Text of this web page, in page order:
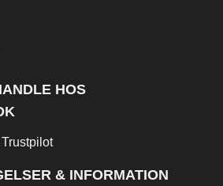
HOS
& INFORMATION